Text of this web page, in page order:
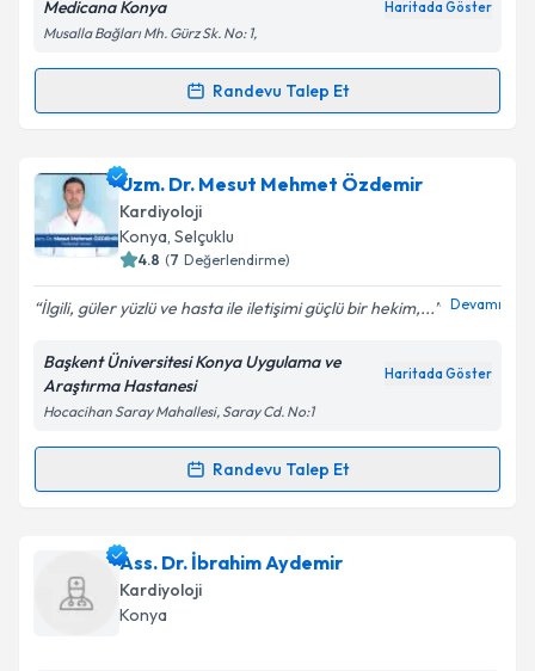
Kişisel verilerimin işlenmesine ilişkin
Metni'ni okudum ve kişisel verilerimin belirtilen
Takvim Talebini Gönder
Medicana Konya Haritada Göster
Musalla Bağları Mh. Gürz Sk. No: 1,
Randevu Talep Et
Randevu Takvimi Talebi
Uzm. Dr. Veli Gökçeiçin randevu takvimi talebi
oluşturun. Size bu uzmandan randevu almanız için bir
takvim hazırlandığında e-posta ile bilgilendireceğiz.
Kişisel verilerimin işlenmesine ilişkin
Metni'ni okudum ve kişisel verilerimin belirtilen
kapsamda işlenmesini kabul ediyorum.
Uzm. Dr. Mesut Mehmet Özdemir
Kardiyoloji
Konya, Selçuklu
4.8 (7 Değerlendirme)
İlgili, güler yüzlü ve hasta ile iletişimi güçlü bir hekim,... Devamı
Başkent Üniversitesi Konya Uygulama ve
Araştırma Hastanesi
Haritada Göster
Hocacihan Saray Mahallesi, Saray Cd. No:1
Randevu Talep Et
Randevu Takvimi Talebi
Uzm. Dr. Mesut Mehmet Özdemir
takvimi talebi oluşturun. Size bu uzmandan randevu
almanız için bir takvim hazırlandığında e-posta ile
bilgilendireceğiz.
Ass. Dr. İbrahim Aydemir
Kardiyoloji
Konya